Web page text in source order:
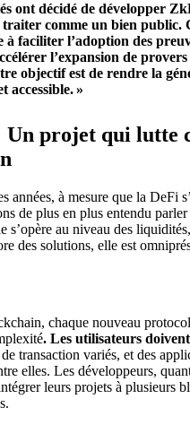
ont décidé de développer
traiter comme un bien public.
à faciliter l’adoption des
l’expansion de provers
objectif est de rendre la
accessible. »
Un projet qui lutte
années, à mesure que la DeFi
de plus en plus entendu parler
s’opère au niveau des
des solutions, elle est
chaque nouveau
. Les utilisateurs
transaction variés, et des
elles. Les développeurs,
leurs projets à plusieurs